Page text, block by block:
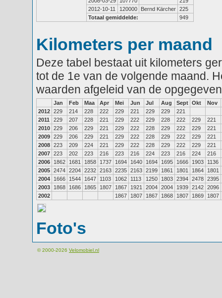
2012-10-11
120000 Bernd Kärcher 225
Totaal gemiddelde:
949
Kilometers per maand
Deze tabel bestaat uit kilometers
tot de 1e van de volgende maand.
waarden afgeleid van de
Jan Feb Maa Apr Mei Jun Jul Aug Sept Okt
Nov
2012 229 214 228 222 229 221 229 229
221
2011
229 207 228 221 229 222 229 228 222 229
221
2010 229 206 229 221 229 222 228 229 222 229
221
2009 229 206 229 221 229 222 228 229 222 229
221
2008 223 209 224 221 229 222 228 229 222 229
221
2007 223 202 223 216 223 216 224 223 216 224
216
2006
1862 1681 1858 1737 1694 1640 1694 1695 1666 1903
1136
2005 2474 2204 2232 2163 2235 2163 2199 1861 1801 1864
1801
2004
1666 1544 1647 1103 1062 1113 1250 1803 2394 2478 2395
2003
1868 1686 1865 1807 1867 1921 2004 2004 1939 2142 2096
2002
1867 1807 1867 1868 1807 1869 1807
Foto's
© 2000-2026 Velomobiel.nl